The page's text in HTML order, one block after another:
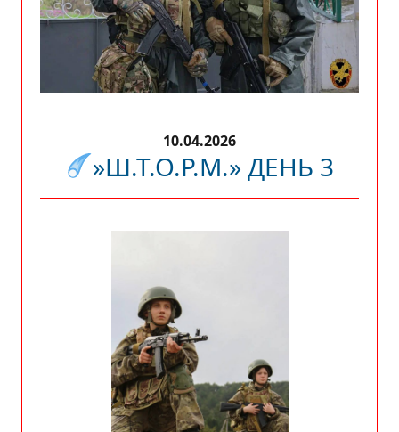
10.04.2026
»Ш.Т.О.Р.М.» ДЕНЬ 3